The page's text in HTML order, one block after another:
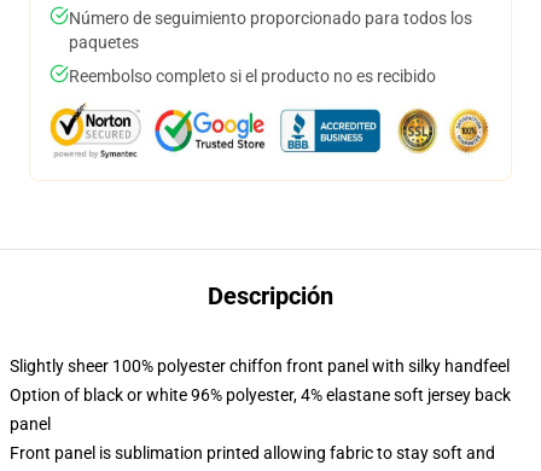
Número de seguimiento proporcionado para todos los
paquetes
Reembolso completo si el producto no es recibido
Descripción
Slightly sheer 100% polyester chiffon front panel with silky handfeel
Option of black or white 96% polyester, 4% elastane soft jersey back
panel
Front panel is sublimation printed allowing fabric to stay soft and